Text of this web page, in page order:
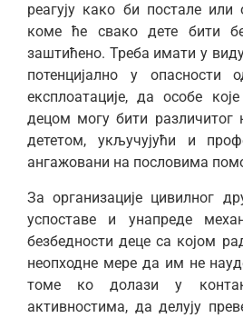
реагују како би постале
коме ће свако дете бити
заштићено. Треба имати у
потенцијално у
експлоатације, да особе
децом могу бити различитог
дететом, укључујући и
ангажовани на пословима
За организације цивилног
успоставе и унапреде
безбедности деце са којом
неопходне мере да им не
томе ко долази у
активностима, да делују